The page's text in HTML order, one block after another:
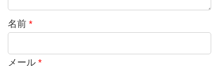
名前 *
メール *